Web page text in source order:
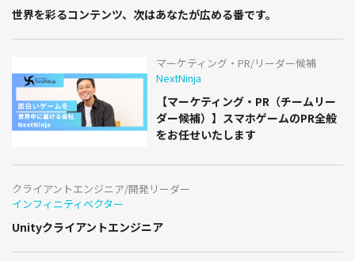
世界を彩るコンテンツ、次はあなたが広める番です。
マーケティング・PR/リーダー候補
NextNinja
【マーケティング・PR（チームリー
ダー候補）】スマホゲームのPR全般
をお任せいたします
クライアントエンジニア/開発リーダー
インフィニティベクター
Unityクライアントエンジニア